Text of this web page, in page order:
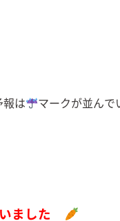
報は マークが並んで
ました